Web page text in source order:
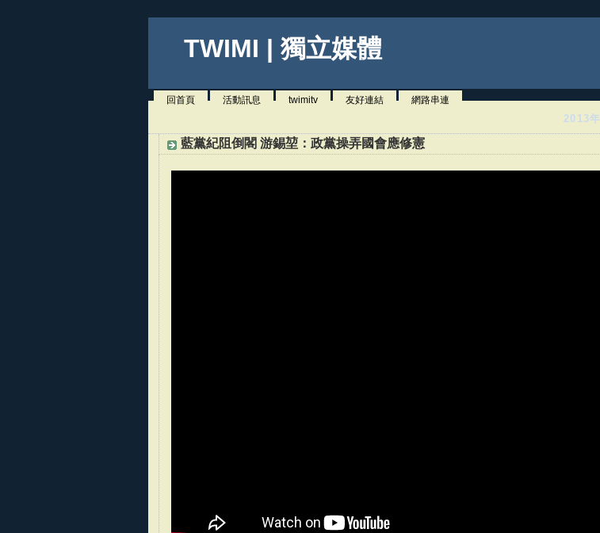
TWIMI | 獨立媒體
回首頁 活動訊息 twimitv 友好連結 網路串連
2013
藍黨紀阻倒閣 游錫堃：政黨操弄國會應修憲